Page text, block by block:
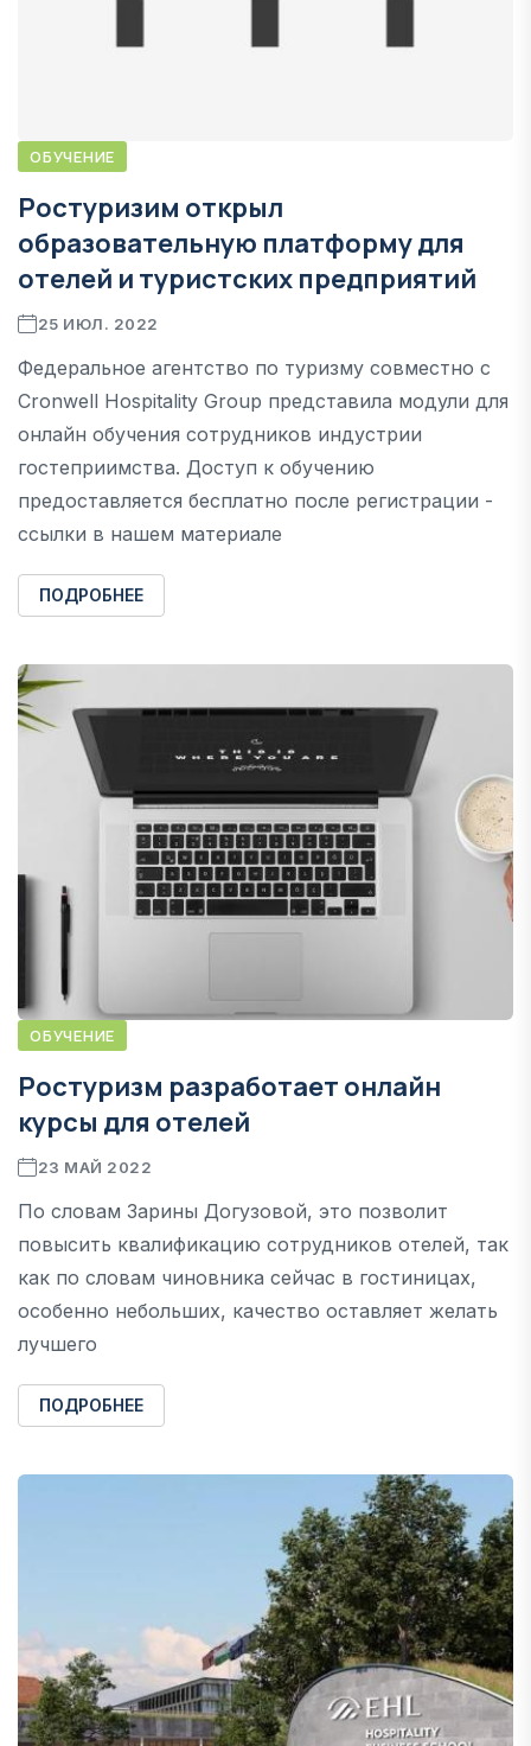
ОБУЧЕНИЕ
Ростуризим открыл
образовательную платформу для
отелей и туристских предприятий
25 ИЮЛ. 2022
Федеральное агентство по туризму совместно с
Cronwell Hospitality Group представила модули для
онлайн обучения сотрудников индустрии
гостеприимства. Доступ к обучению
предоставляется бесплатно после регистрации -
ссылки в нашем материале
ПОДРОБНЕЕ
ОБУЧЕНИЕ
Ростуризм разработает онлайн
курсы для отелей
23 МАЙ 2022
По словам Зарины Догузовой, это позволит
повысить квалификацию сотрудников отелей, так
как по словам чиновника сейчас в гостиницах,
особенно небольших, качество оставляет желать
лучшего
ПОДРОБНЕЕ